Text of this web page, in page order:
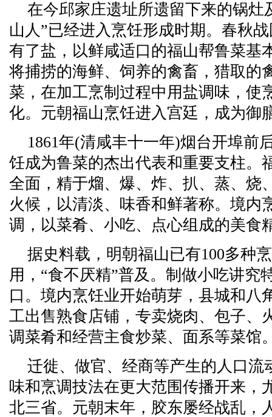
在今邱家庄遗址所遗留下来的锅灶
山人”已经进入烹饪形成时期。春秋
有了盐，以鲜咸适口的福山帮鲁菜基
将捕捞的海鲜、饲养的禽畜，猎取的
菜，在加工烹制过程中用盐调味，使
化。元朝福山烹饪进入宫廷，成为御
1861年(清咸丰十一年)烟台开埠前
饪成为鲁菜的杰出代表和重要支柱。
全面，精于熘、爆、炸、扒、蒸、烧
火候，以清淡、味香和鲜著称。境内
调，以菜肴、小吃、点心组成的美食
据史料载，明朝福山已有100多种
用，“食不厌精”普及。制做小吃讲究
口。境内烹饪业开始萌芽，县城和八
工出售熟食店铺，专卖烧肉、包子、
调菜肴和经营主食炒菜、面系等菜馆
迁徙、做官、经商等产生的人口流
味和烹调技法在更大范围传播开来，
北三省。元朝末年，胶东屡经战乱，